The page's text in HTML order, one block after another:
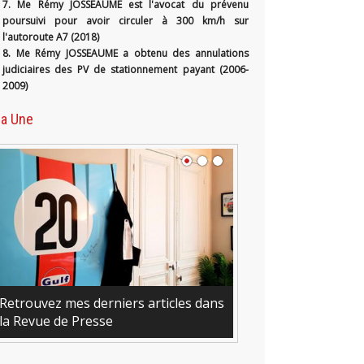
7. Me Rémy JOSSEAUME est l'avocat du prévenu
poursuivi pour avoir circuler à 300 km/h sur
l'autoroute A7 (2018)
8. Me Rémy JOSSEAUME a obtenu des annulations
judiciaires des PV de stationnement payant (2006-
2009)
Une
mes derniers articles dans
Presse